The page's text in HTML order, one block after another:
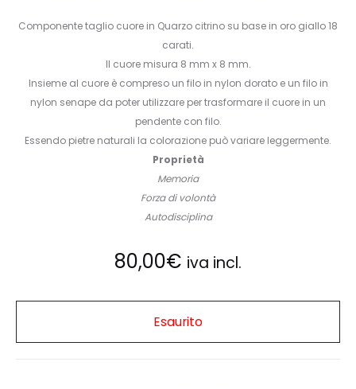
Componente taglio cuore in Quarzo citrino su base in oro giallo 18
carati.
Il cuore misura 8 mm x 8 mm.
Insieme al cuore è compreso un filo in nylon dorato e un filo in
nylon senape da poter utilizzare per trasformare il cuore in un
pendente con filo.
Essendo pietre naturali la colorazione può variare leggermente.
Proprietà
Memoria
Forza di volontà
Autodisciplina
80,00€ iva incl.
Esaurito